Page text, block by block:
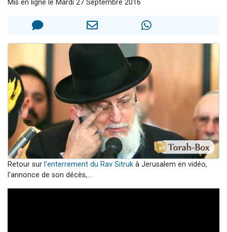
Il reste 49 places pour étudier en groupe sur Zoom
2 nouvelles musiques dans Torah-Box Music
Mis en ligne le Mardi 27 Septembre 2016
Retour sur l'enterrement du Rav Sitruk à Jerusalem en vidéo,
l'annonce de son décès,...